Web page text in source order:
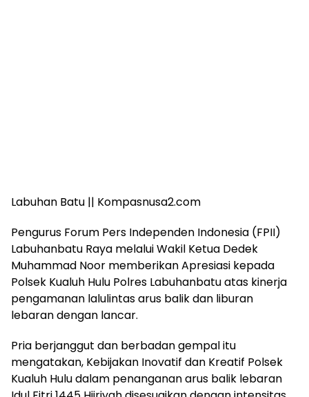
Labuhan Batu || Kompasnusa2.com
Pengurus Forum Pers Independen Indonesia (FPII)
Labuhanbatu Raya melalui Wakil Ketua Dedek
Muhammad Noor memberikan Apresiasi kepada
Polsek Kualuh Hulu Polres Labuhanbatu atas kinerja
pengamanan lalulintas arus balik dan liburan
lebaran dengan lancar.
Pria berjanggut dan berbadan gempal itu
mengatakan, Kebijakan Inovatif dan Kreatif Polsek
Kualuh Hulu dalam penanganan arus balik lebaran